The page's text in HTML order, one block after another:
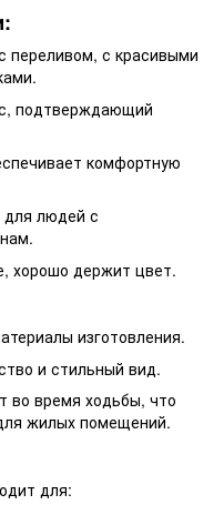
с красивыми
подтверждающий
комфортную
для людей с
хорошо держит цвет.
изготовления.
и стильный вид.
во время ходьбы, что
жилых помещений.
для: